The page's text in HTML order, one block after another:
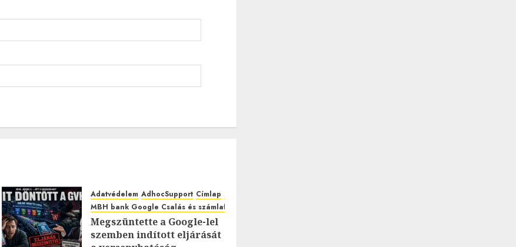
Adatvédelem AdhocSupport Címlap
MBH bank Google Csalás és számlafeltörés károsultak
Megszüntette a Google-lel
szemben indított eljárását